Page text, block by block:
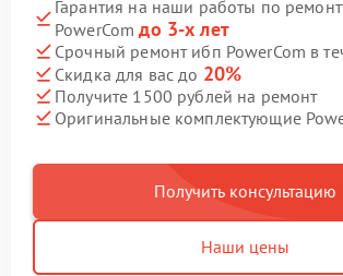
Гарантия на наши работы по
PowerComдо 3-х лет
Срочный ремонт ибп PowerCom в
Скидка для вас до 20%
Получите 1500 рублей на ремонт
Оригинальные комплектующие
Получить консультацию
Наши цены